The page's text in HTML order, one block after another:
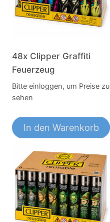
48x Clipper Graffiti
Feuerzeug
Bitte einloggen, um Preise zu
sehen
In den Warenkorb